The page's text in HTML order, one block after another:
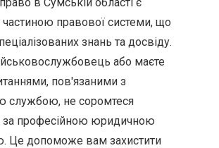
правової системи, що
знань та досвіду.
або маєте
пов'язаними з
службою, не соромтеся
за професійною юридичною
Це допоможе вам захистити